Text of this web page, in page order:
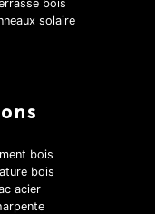
bois
solaire
bois
bois
acier